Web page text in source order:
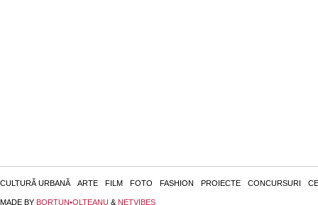
CULTURĂ URBANĂ ARTE FILM FOTO FASHION PROIECTE CONCURSURI
MADE BY BORŢUN•OLTEANU & NETVIBES